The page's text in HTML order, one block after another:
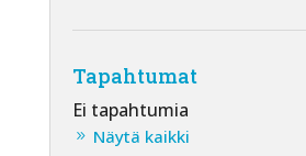
Tapahtumat
Ei tapahtumia
Näytä kaikki